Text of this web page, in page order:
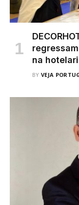
na
BY VEJA